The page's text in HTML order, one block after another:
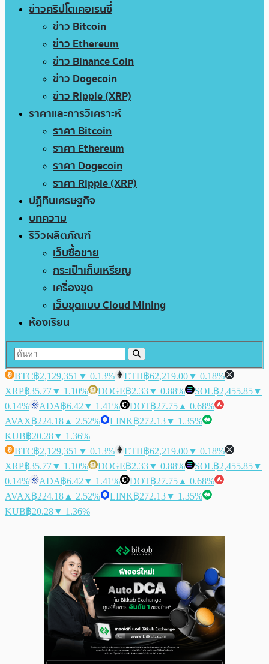
ข่าวคริปโตเคอเรนซี่
ข่าว Bitcoin
ข่าว Ethereum
ข่าว Binance Coin
ข่าว Dogecoin
ข่าว Ripple (XRP)
ราคาและการวิเคราะห์
ราคา Bitcoin
ราคา Ethereum
ราคา Dogecoin
ราคา Ripple (XRP)
ปฏิทินเศรษฐกิจ
บทความ
รีวิวผลิตภัณฑ์
เว็บซื้อขาย
กระเป๋าเก็บเหรียญ
เครื่องขุด
เว็บขุดแบบ Cloud Mining
ห้องเรียน
BTC฿2,129,351 ▼ 0.13% ETH฿62,219.00▼ 0.18%
XRP฿35.77▼ 1.10% DOGE฿2.33▼ 0.88% SOL฿2,455.85▼
0.14%
ADA฿6.42 ▼ 1.41% DOT฿27.75 ▲ 0.68%
AVAX฿224.18 ▲ 2.52% LINK฿272.13▼ 1.35%
KUB฿20.28▼ 1.36%
BTC฿2,129,351 ▼ 0.13% ETH฿62,219.00▼ 0.18%
XRP฿35.77▼ 1.10% DOGE฿2.33▼ 0.88% SOL฿2,455.85▼
0.14%
ADA฿6.42 ▼ 1.41% DOT฿27.75 ▲ 0.68%
AVAX฿224.18 ▲ 2.52% LINK฿272.13▼ 1.35%
KUB฿20.28▼ 1.36%